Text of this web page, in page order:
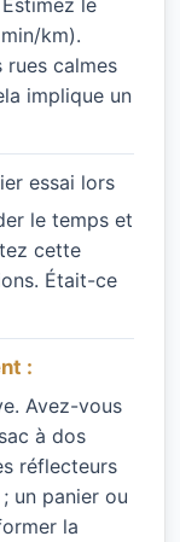
km).
rues calmes
implique un
essai lors
le temps et
cette
Était-ce
:
Avez-vous
à dos
réflecteurs
un panier ou
la